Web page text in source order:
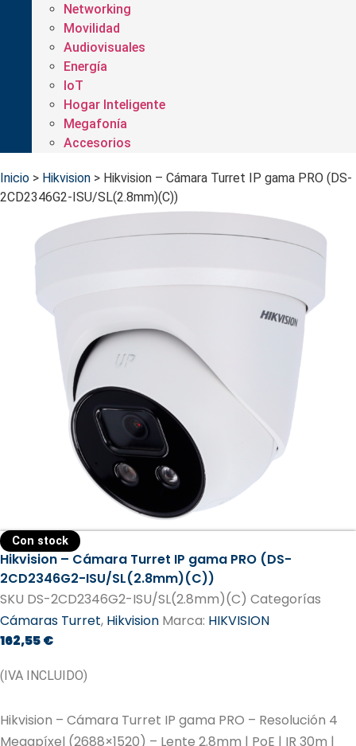
Networking
Movilidad
Audiovisuales
Energía
IoT
Hogar Inteligente
Megafonía
Accesorios
Inicio > Hikvision > Hikvision – Cámara Turret IP gama PRO (DS-
2CD2346G2-ISU/SL(2.8mm)(C))
Con stock
Hikvision – Cámara Turret IP gama PRO (DS-
2CD2346G2-ISU/SL(2.8mm)(C))
SKU DS-2CD2346G2-ISU/SL(2.8mm)(C) Categorías
Cámaras Turret, Hikvision Marca: HIKVISION
162,55€
(IVA INCLUIDO)
Hikvision – Cámara Turret IP gama PRO – Resolución 4
Megapíxel (2688×1520) – Lente 2.8mm | PoE | IR 30m |